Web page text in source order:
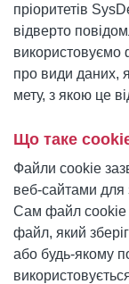
пріоритетів
відверто
про види даних,
мету, з якою це
Що таке
Файли cookie
веб-сайтами для
Сам файл cookie
файл, який
або будь-якому